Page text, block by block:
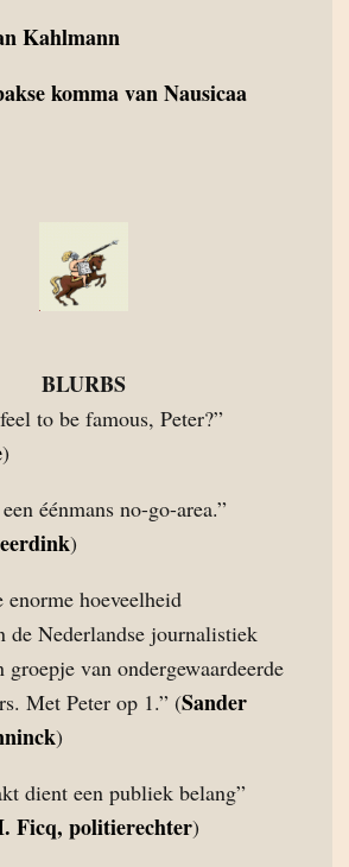
Kahlmann
komma van Nausicaa
BLURBS
to be famous, Peter?”
)
éénmans no-go-area.”
)
enorme hoeveelheid
de Nederlandse journalistiek
groepje van ondergewaardeerde
Met Peter op 1.” (Sander
)
dient een publiek belang”
Ficq, politierechter)